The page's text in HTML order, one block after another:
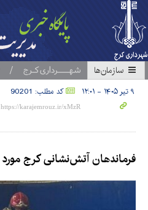
سازمان‎ها
۹ تیر ۱۴۰۵ - ۱۲:۰۱ کد مطلب: 90201
فرماندهان آتش‌نشانی کرج مورد